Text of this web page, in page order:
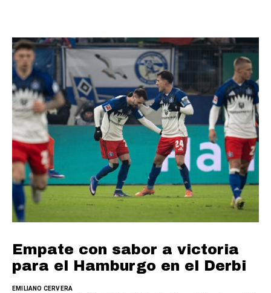
Empate con sabor a victoria
para el Hamburgo en el Derbi
EMILIANO CERVERA